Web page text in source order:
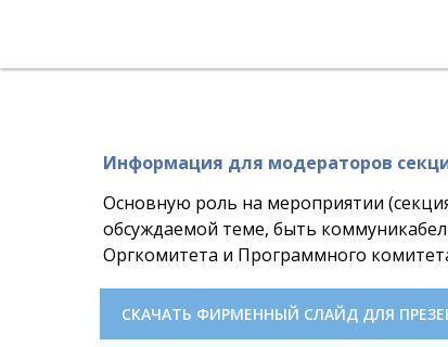
Информация для модераторов
Основную роль на мероприятии
обсуждаемой теме, быть
Оргкомитета и Программного
СКАЧАТЬ ФИРМЕННЫЙ СЛАЙД ДЛЯ